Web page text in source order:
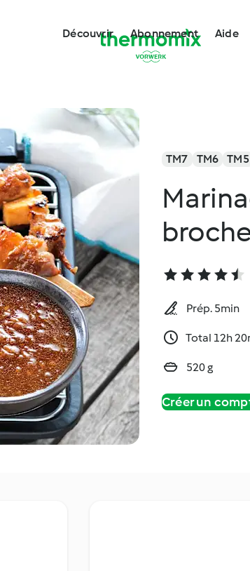
Découvrir Abonnement Aide
TM7 TM6 TM5
Prép. 5min
Total 12h
520 g
Créer un